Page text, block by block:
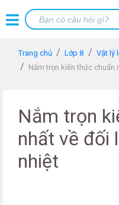
Trang chủ Lớp 8 Vật lý
Nắm trọn kiến thức chuẩn
Nắm trọn
nhất về đối
nhiệt